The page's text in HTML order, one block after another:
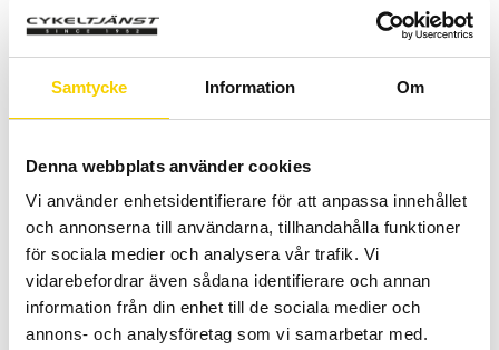
Samtycke Information Om
Denna webbplats använder cookies
Vi använder enhetsidentifierare för att anpassa innehållet
och annonserna till användarna, tillhandahålla funktioner
för sociala medier och analysera vår trafik. Vi
vidarebefordrar även sådana identifierare och annan
information från din enhet till de sociala medier och
annons- och analysföretag som vi samarbetar med.
Quantity Add
Certifierad cykelservice & Shimano Service Center
Allt inom cykel på ett ställe
Kunnig personal och hög kundnöjdhet
Stock status
9 pc. in stock